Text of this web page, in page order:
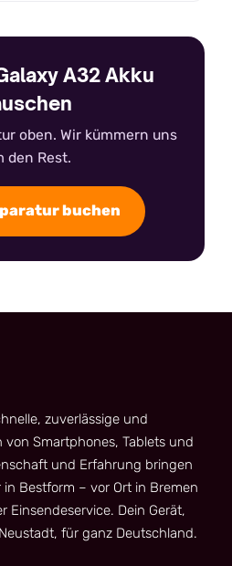
A32 Akku
oben. Wir kümmern uns
den Rest.
buchen
zuverlässige und
Smartphones, Tablets und
und Erfahrung bringen
Bestform – vor Ort in Bremen
Einsendeservice. Dein Gerät,
für ganz Deutschland.